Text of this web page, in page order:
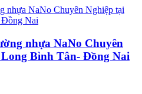
nhựa NaNo Chuyên
Bình Tân- Đồng Nai